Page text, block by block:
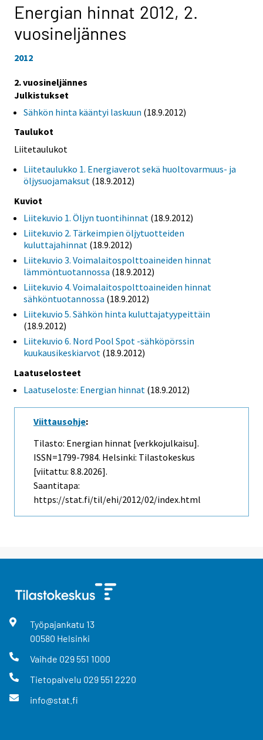
Energian hinnat 2012, 2.
vuosineljännes
2012
2. vuosineljännes
Julkistukset
Sähkön hinta kääntyi laskuun (18.9.2012)
Taulukot
Liitetaulukot
Liitetaulukko 1. Energiaverot sekä huoltovarmuus- ja
öljysuojamaksut (18.9.2012)
Kuviot
Liitekuvio 1. Öljyn tuontihinnat (18.9.2012)
Liitekuvio 2. Tärkeimpien öljytuotteiden
kuluttajahinnat (18.9.2012)
Liitekuvio 3. Voimalaitospolttoaineiden hinnat
lämmöntuotannossa (18.9.2012)
Liitekuvio 4. Voimalaitospolttoaineiden hinnat
sähköntuotannossa (18.9.2012)
Liitekuvio 5. Sähkön hinta kuluttajatyypeittäin
(18.9.2012)
Liitekuvio 6. Nord Pool Spot -sähköpörssin
kuukausikeskiarvot (18.9.2012)
Laatuselosteet
Laatuseloste: Energian hinnat (18.9.2012)
Viittausohje:
Tilasto: Energian hinnat [verkkojulkaisu].
ISSN=1799-7984. Helsinki: Tilastokeskus
[viitattu: 8.8.2026].
Saantitapa:
https://stat.fi/til/ehi/2012/02/index.html
Työpajankatu 13
00580 Helsinki
Vaihde 029 551 1000
Tietopalvelu 029 551 2220
info@stat.fi